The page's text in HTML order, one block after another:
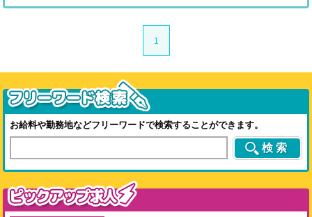
※未経験でも1ヶ月程度で一通りの業務はこなせるよう
ＨＰや広告の更新は自動化を図っています。
としなども起きません。
すべての店舗で徒歩圏内のホテルのみ出張をするスタイ
ルですので、勤務地最寄り駅周辺のホテルのみ覚えてい
れば、土地勘が無くても問題はありません。
1
お給料や勤務地などフリーワードで検索することができます。
検索